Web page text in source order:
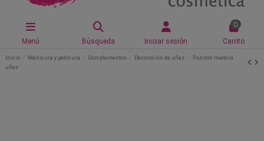
Menú Búsqueda Iniciar sesión
0
Carrito
Inicio Manicura y pedicura Complementos Decoración de uñas
Punzón madera
uñas